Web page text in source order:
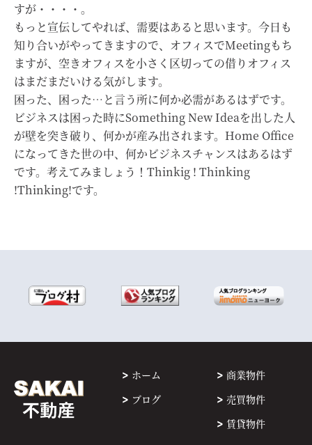
すが・・・・。
もっと宣伝してやれば、需要はあると思います。今日も
知り合いがやってきますので、オフィスでMeetingもち
ますが、空きオフィスを小さく区切っての借りオフィス
はまだまだいける気がします。
困った、困った…と言う所に何か必需があるはずです。
ビジネスは困った時にSomething New Ideaを出した人
が壁を突き破り、何かが産み出されます。Home Office
になってきた世の中、何かビジネスチャンスはあるはず
です。考えてみましょう！Thinkig ! Thinking
!Thinking!です。
ホーム
ブログ
商業物件
売買物件
賃貸物件